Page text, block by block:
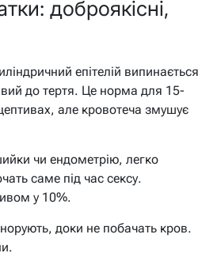
доброякісні,
епітелій випинається
до тертя. Це норма для 15-
але кровотеча змушує
чи ендометрію, легко
саме під час сексу.
у 10%.
доки не побачать кров.